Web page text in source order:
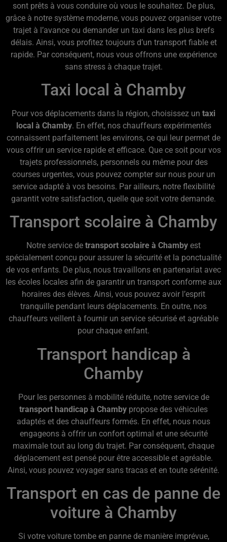
sont prêts à vous conduire où vous le souhaitez. De plus,
grâce à notre système moderne, vous pouvez organiser votre
trajet à l’avance ou demander un taxi dans les plus brefs
délais. Ainsi, vous profitez toujours d’un transport fiable et
rapide. Par conséquent, nous vous offrons une expérience
sans stress à chaque trajet.
Taxi local à Chamby
Pour vos déplacements dans la région, choisissez un taxi
local à Chamby. En effet, nos chauffeurs expérimentés
connaissent parfaitement les environs, ce qui leur permet de
vous offrir un service rapide et efficace. Que ce soit pour vos
trajets professionnels, personnels ou même pour des
courses urgentes, vous pouvez compter sur nous pour un
service adapté à vos besoins. Par ailleurs, notre flexibilité
garantit votre satisfaction, quelle que soit votre demande.
Transport scolaire à Chamby
Notre service de transport scolaire à Chamby est
spécialement conçu pour assurer la sécurité et la ponctualité
de vos enfants. De plus, nous travaillons en partenariat avec
les écoles locales afin de garantir un transport conforme aux
horaires des élèves. Ainsi, vous pouvez avoir l’esprit
tranquille pendant leurs déplacements. En outre, nos
chauffeurs veillent à fournir un service sécurisé et agréable
pour chaque enfant.
Transport handicap à
Chamby
Pour les personnes à mobilité réduite, notre service de
transport handicap à Chamby propose des véhicules
adaptés et des chauffeurs formés. En effet, nous nous
engageons à offrir un confort optimal et une sécurité
maximale tout au long du trajet. Par conséquent, chaque
déplacement est pensé pour être accessible et agréable.
Ainsi, vous pouvez voyager sans tracas et en toute sérénité.
Transport en cas de panne de
voiture à Chamby
Si votre voiture tombe en panne de manière imprévue,